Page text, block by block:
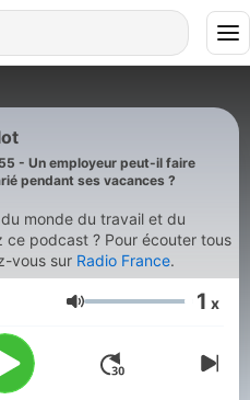
- Un employeur peut-il faire
pendant ses vacances ?
monde du travail et du
vous sur Radio France.
Volumen 1 x